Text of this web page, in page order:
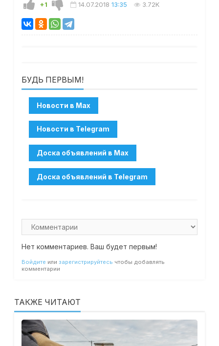
+1 14.07.2018 13:35 3.72K
БУДЬ ПЕРВЫМ!
Нет комментариев. Ваш будет первым!
Войдите или зарегистрируйтесь чтобы добавлять
комментарии
ТАКЖЕ ЧИТАЮТ